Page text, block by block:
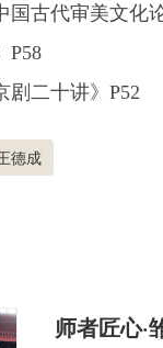
国古代审美文化
P58
剧二十讲》P52
德成
师者匠心·